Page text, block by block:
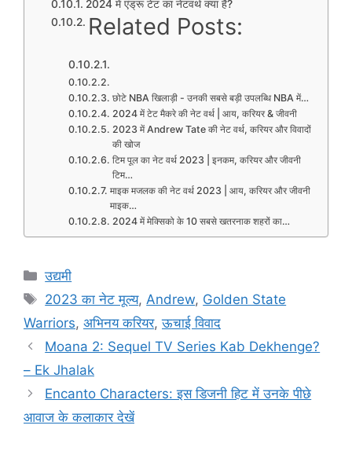
2024 में एंड्रू टेट का नेटवर्थ क्या है?
Related Posts:
छोटे NBA खिलाड़ी - उनकी सबसे बड़ी उपलब्धि NBA में…
2024 में टेट मैकरे की नेट वर्थ | आय, करियर & जीवनी
2023 में Andrew Tate की नेट वर्थ, करियर और विवादों
की खोज
टिम पूल का नेट वर्थ 2023 | इनकम, करियर और जीवनी
टिम…
माइक मजलक की नेट वर्थ 2023 | आय, करियर और जीवनी
माइक…
2024 में मेक्सिको के 10 सबसे खतरनाक शहरों का…
Categories
उद्यमी
Tags
2023 का नेट मूल्य,Andrew, Golden State
Warriors, अभिनय करियर,ऊचाई विवाद
Moana 2: Sequel TV Series Kab Dekhenge?
– Ek Jhalak
Encanto Characters: इस डिजनी हिट में उनके पीछे
आवाज के कलाकार देखें